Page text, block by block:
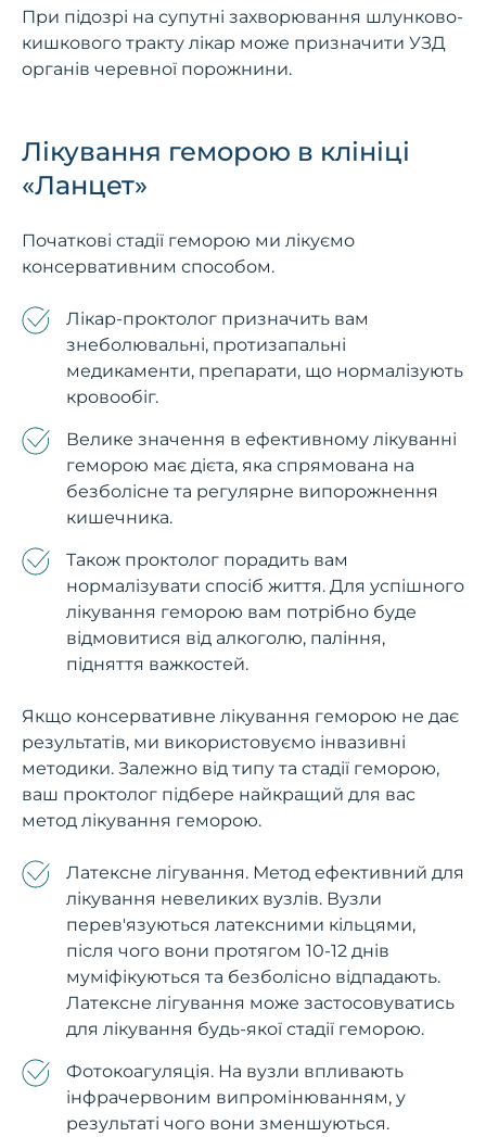
При підозрі на супутні захворювання шлунково-
кишкового тракту лікар може призначити УЗД
органів черевної порожнини.
Лікування геморою в клініці
«Ланцет»
Початкові стадії геморою ми лікуємо
консервативним способом.
Лікар-проктолог призначить вам
знеболювальні, протизапальні
медикаменти, препарати, що нормалізують
кровообіг.
Велике значення в ефективному лікуванні
геморою має дієта, яка спрямована на
безболісне та регулярне випорожнення
кишечника.
Також проктолог порадить вам
нормалізувати спосіб життя. Для успішного
лікування геморою вам потрібно буде
відмовитися від алкоголю, паління,
підняття важкостей.
Якщо консервативне лікування геморою не дає
результатів, ми використовуємо інвазивні
методики. Залежно від типу та стадії геморою,
ваш проктолог підбере найкращий для вас
метод лікування геморою.
Латексне лігування. Метод ефективний для
лікування невеликих вузлів. Вузли
перев'язуються латексними кільцями,
після чого вони протягом 10-12 днів
муміфікуються та безболісно відпадають.
Латексне лігування може застосовуватись
для лікування будь-якої стадії геморою.
Фотокоагуляція. На вузли впливають
інфрачервоним випромінюванням, у
результаті чого вони зменшуються.